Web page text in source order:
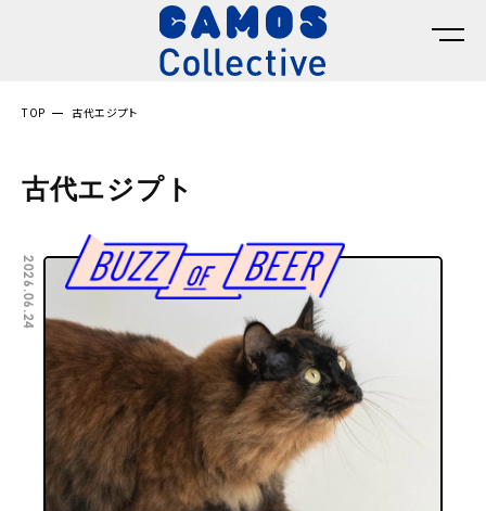
TOP 古代エジプト
古代エジプト
2026.06.24